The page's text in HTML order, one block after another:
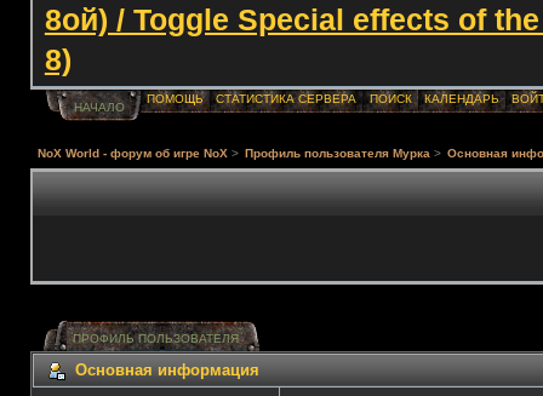
8ой) / Toggle Special effects of
8)
НАЧАЛО
ПОМОЩЬ СТАТИСТИКА СЕРВЕРА ПОИСК КАЛЕНДАРЬ
NoX World - форум об игре NoX > Профиль пользователя Мурка > Основная
ПРОФИЛЬ ПОЛЬЗОВАТЕЛЯ
Основная информация